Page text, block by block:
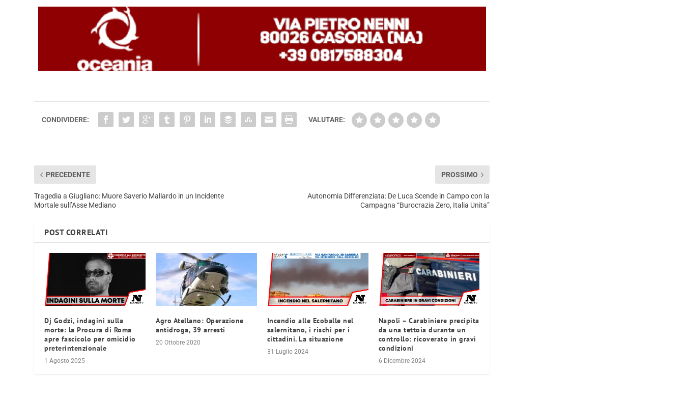
CONDIVIDERE: VALUTARE:
PRECEDENTE
Tragedia a Giugliano: Muore Saverio Mallardo in un Incidente
Mortale sull’Asse Mediano
PROSSIMO
Autonomia Differenziata: De Luca Scende in Campo con la
Campagna “Burocrazia Zero, Italia Unita”
POST CORRELATI
Dj Godzi, indagini sulla
morte: la Procura di Roma
apre fascicolo per omicidio
preterintenzionale
1 Agosto 2025
Agro Atellano: Operazione
antidroga, 39 arresti
20 Ottobre 2020
Incendio alle Ecoballe nel
salernitano, i rischi per i
cittadini. La situazione
31 Luglio 2024
Napoli – Carabiniere precipita
da una tettoia durante un
controllo: ricoverato in gravi
condizioni
6 Dicembre 2024